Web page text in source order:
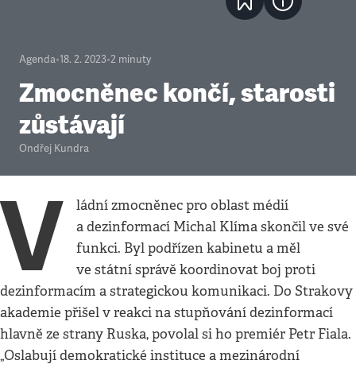
Agenda•18. 2. 2023•2 minuty
Zmocněnec končí, starosti
zůstávají
Ondřej Kundra
V
ládní zmocněnec pro oblast médií
a dezinformací Michal Klíma skončil ve své
funkci. Byl podřízen kabinetu a měl
ve státní správě koordinovat boj proti
dezinformacím a strategickou komunikaci. Do Strakovy
akademie přišel v reakci na stupňování dezinformací
hlavně ze strany Ruska, povolal si ho premiér Petr Fiala.
„Oslabují demokratické instituce a mezinárodní